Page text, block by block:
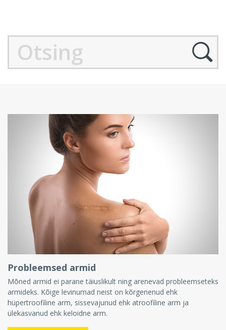
Probleemsed armid
Mõned armid ei parane täiuslikult ning arenevad probleemseteks
armideks. Kõige levinumad neist on kõrgenenud ehk
hüpertroofiline arm, sissevajunud ehk atroofiline arm ja
ülekasvanud ehk keloidne arm.